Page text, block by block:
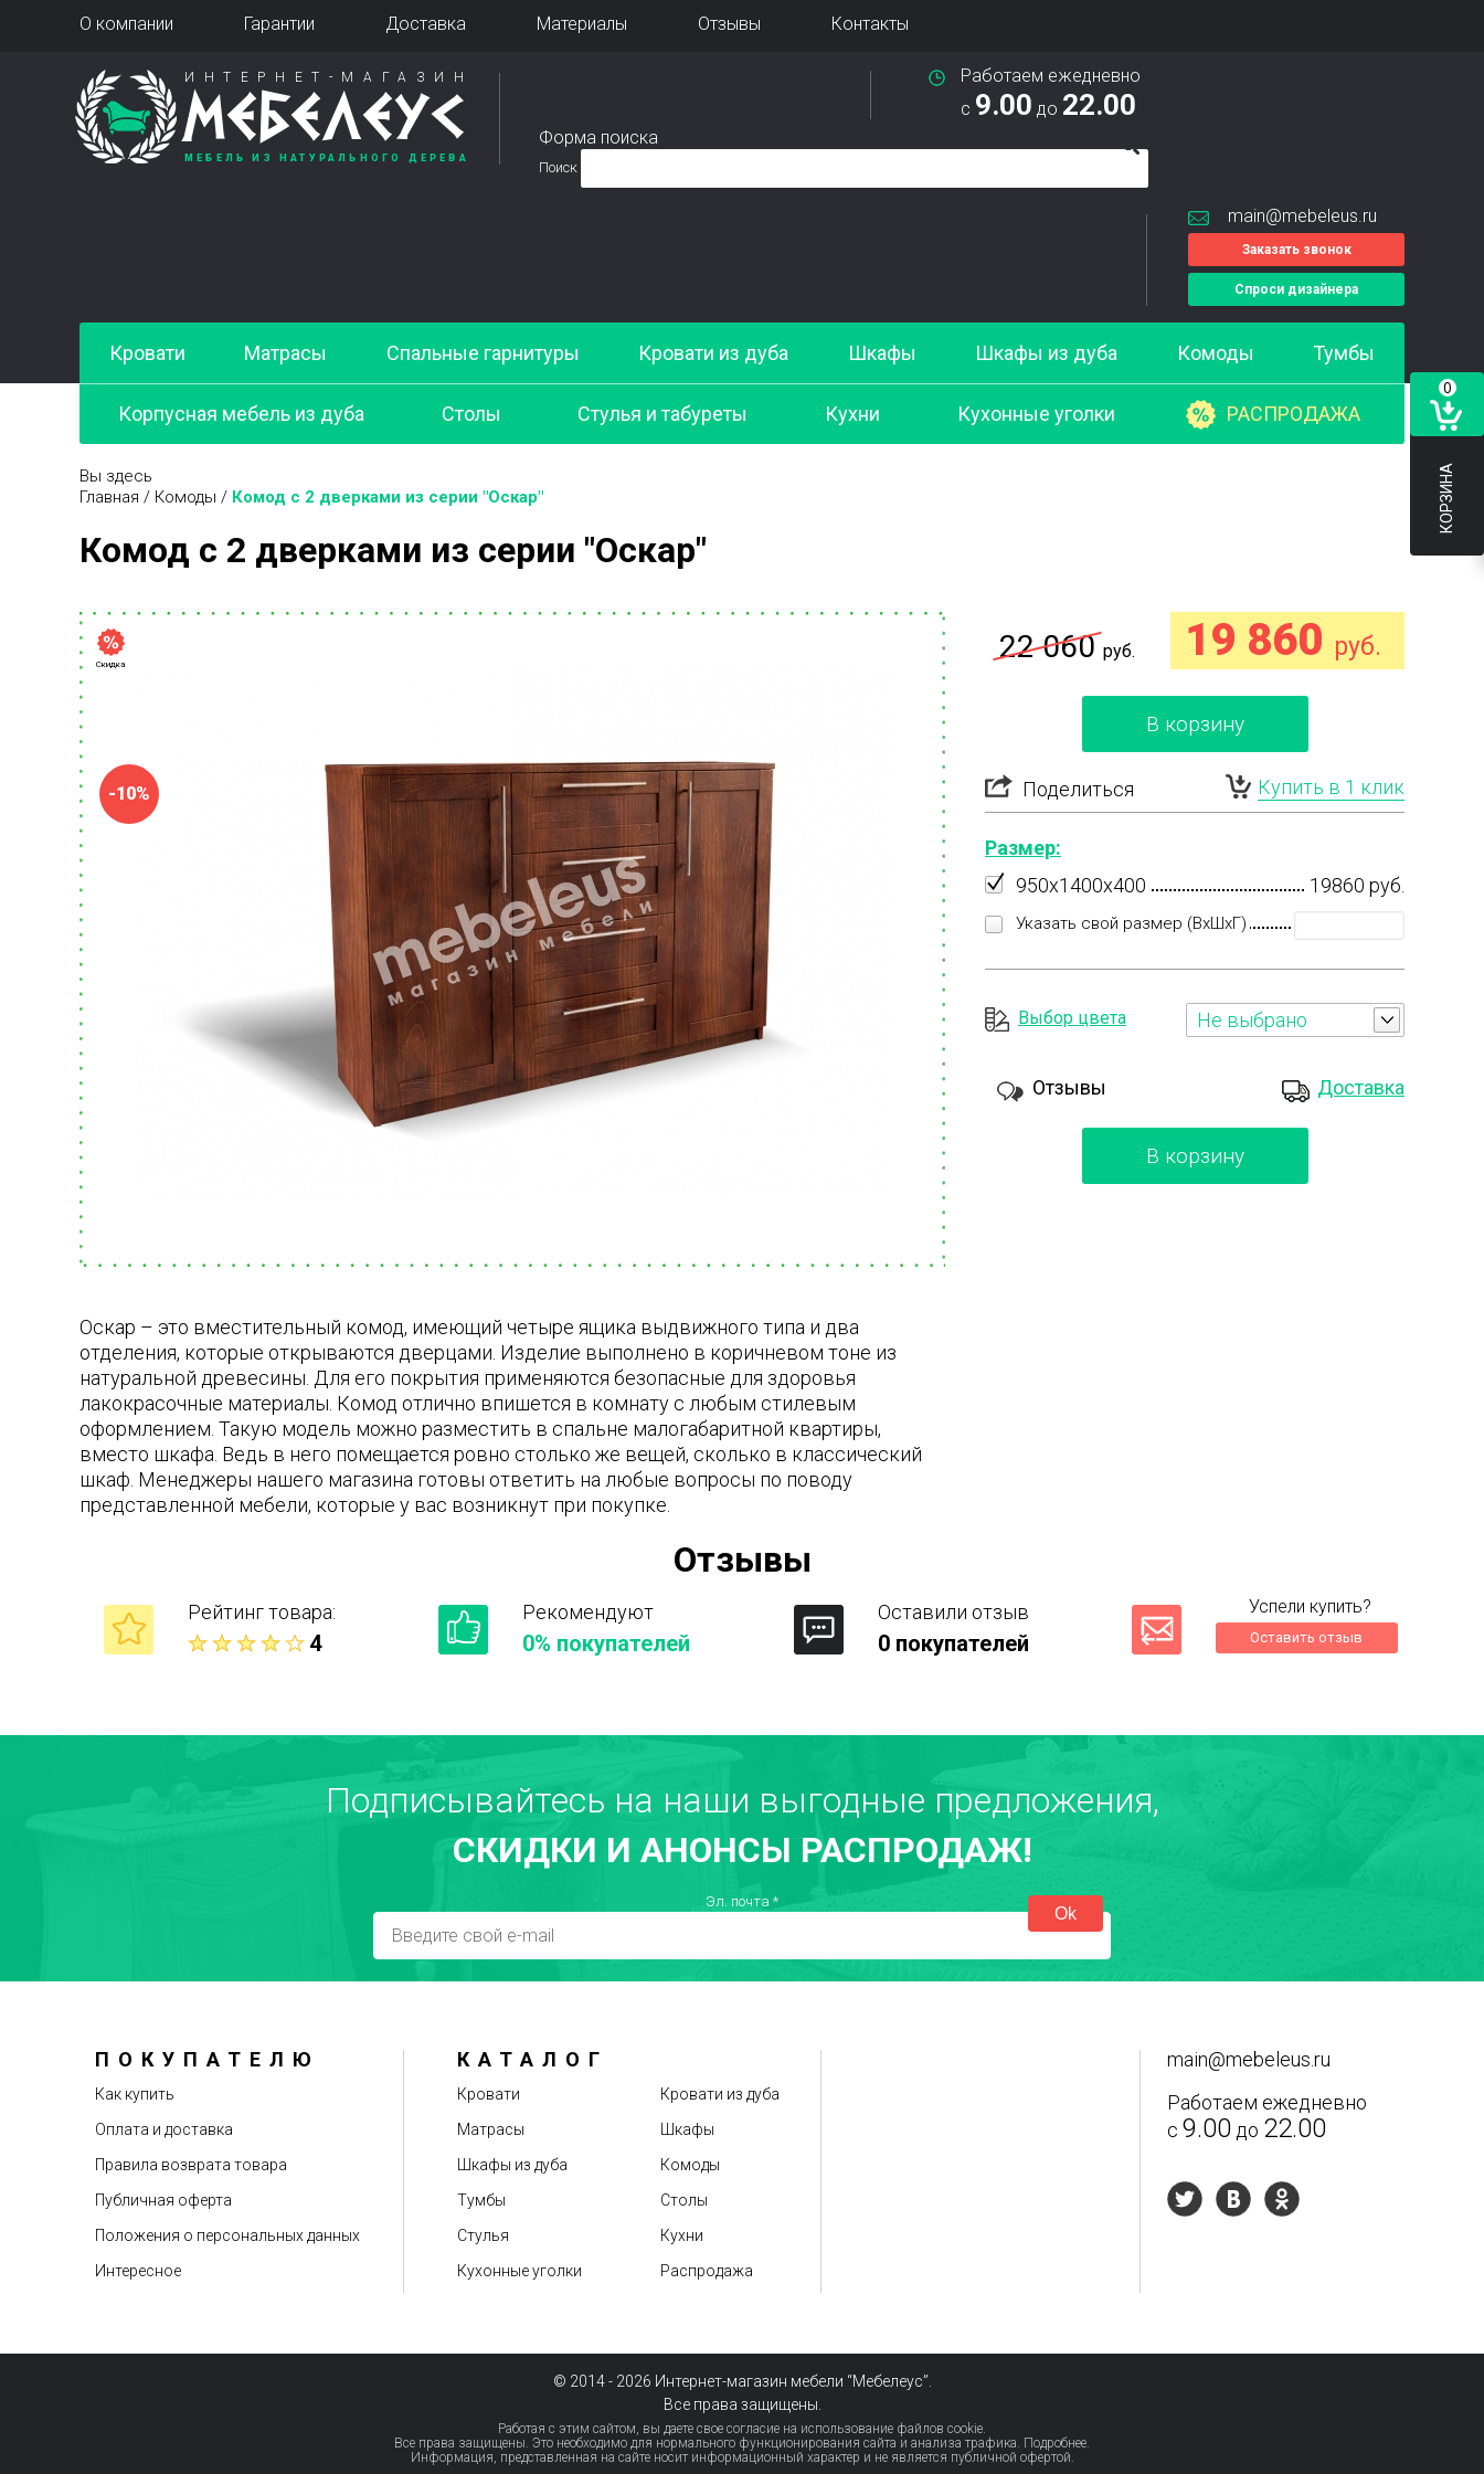
О компании Гарантии Доставка Материалы Отзывы Контакты
ИНТЕРНЕТ-МАГАЗИН
МЕБЕЛЕУС
МЕБЕЛЬ ИЗ НАТУРАЛЬНОГО ДЕРЕВА
Работаем ежедневно
с 9.00 до 22.00
Форма поиска
Поиск
main@mebeleus.ru
Заказать звонок
Спроси дизайнера
Кровати Матрасы Спальные гарнитуры Кровати из дуба Шкафы Шкафы из дуба Комоды Тумбы
Корпусная мебель из дуба Столы Стулья и табуреты Кухни Кухонные уголки РАСПРОДАЖА
Вы здесь
Главная / Комоды / Комод с 2 дверками из серии "Оскар"
Комод с 2 дверками из серии "Оскар"
Скидка
-10%
22 060руб. 19 860 руб.
В корзину
Поделиться Купить в 1 клик
Размер:
950x1400x400
19860 руб.
Указать свой размер (ВхШхГ)
Выбор цвета Не выбрано
Отзывы Доставка
В корзину
Оскар – это вместительный комод, имеющий четыре ящика выдвижного типа и два
отделения, которые открываются дверцами. Изделие выполнено в коричневом тоне из
натуральной древесины. Для его покрытия применяются безопасные для здоровья
лакокрасочные материалы. Комод отлично впишется в комнату с любым стилевым
оформлением. Такую модель можно разместить в спальне малогабаритной квартиры,
вместо шкафа. Ведь в него помещается ровно столько же вещей, сколько в классический
шкаф. Менеджеры нашего магазина готовы ответить на любые вопросы по поводу
представленной мебели, которые у вас возникнут при покупке.
Отзывы
Рейтинг товара:
4
Рекомендуют
0% покупателей
Оставили отзыв
0 покупателей
Успели купить?
Оставить отзыв
Недостатки Текст отзыва
Подписывайтесь на наши выгодные предложения,
СКИДКИ И АНОНСЫ РАСПРОДАЖ!
Эл. почта *
ПОКУПАТЕЛЮ
Как купить
Оплата и доставка
Правила возврата товара
Публичная оферта
Положения о персональных данных
Интересное
КАТАЛОГ
Кровати
Кровати из дуба
Матрасы
Шкафы
Шкафы из дуба
Комоды
Тумбы
Столы
Стулья
Кухни
Кухонные уголки
Распродажа
main@mebeleus.ru
Работаем ежедневно
с 9.00 до 22.00
© 2014 - 2026 Интернет-магазин мебели “Мебелеус”.
Все права защищены.
Работая с этим сайтом, вы даете свое согласие на использование файлов cookie.
Все права защищены. Это необходимо для нормального функционирования сайта и анализа трафика. Подробнее.
Информация, представленная на сайте носит информационный характер и не является публичной офертой.
0
КОРЗИНА